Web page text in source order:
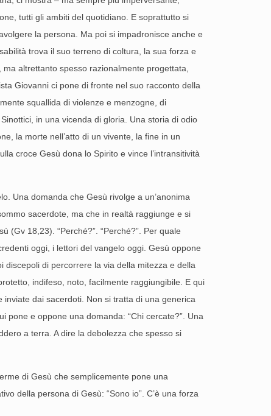
tutti gli ambiti del quotidiano. E soprattutto si
la persona. Ma poi si impadronisce anche e
trova il suo terreno di coltura, la sua forza e
altrettanto spesso razionalmente progettata,
Giovanni ci pone di fronte nel suo racconto della
squallida di violenze e menzogne, di
in una vicenda di gloria. Una storia di odio
la morte nell’atto di un vivente, la fine in un
croce Gesù dona lo Spirito e vince l’intransitività
Una domanda che Gesù rivolge a un’anonima
sacerdote, ma che in realtà raggiunge e si
(Gv 18,23). “Perché?”. “Perché?”. Per quale
oggi, i lettori del vangelo oggi. Gesù oppone
di percorrere la via della mitezza e della
indifeso, noto, facilmente raggiungibile. E qui
dai sacerdoti. Non si tratta di una generica
pone e oppone una domanda: “Chi cercate?”. Una
a terra. A dire la debolezza che spesso si
di Gesù che semplicemente pone una
della persona di Gesù: “Sono io”. C’è una forza